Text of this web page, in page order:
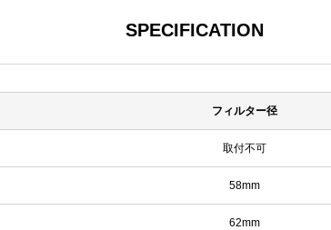
SPECIFICATION
フィルター径
取付不可
58mm
62mm